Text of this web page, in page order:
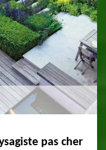
pas cher